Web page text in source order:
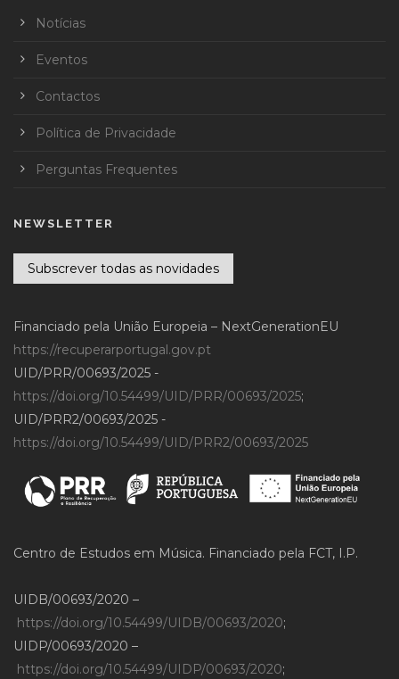
Notícias
Eventos
Contactos
Política de Privacidade
Perguntas Frequentes
NEWSLETTER
Subscrever todas as novidades
Financiado pela União Europeia – NextGenerationEU
https://recuperarportugal.gov.pt
UID/PRR/00693/2025 -
https://doi.org/10.54499/UID/PRR/00693/2025;
UID/PRR2/00693/2025 -
https://doi.org/10.54499/UID/PRR2/00693/2025
Centro de Estudos em Música. Financiado pela FCT, I.P.
UIDB/00693/2020 –
https://doi.org/10.54499/UIDB/00693/2020;
UIDP/00693/2020 –
https://doi.org/10.54499/UIDP/00693/2020;